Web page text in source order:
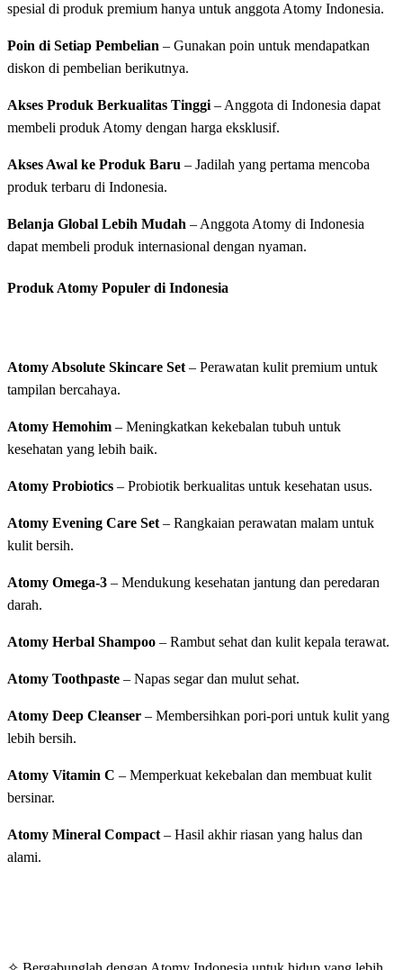
spesial di produk premium hanya untuk anggota Atomy Indonesia.
Poin di Setiap Pembelian – Gunakan poin untuk mendapatkan
diskon di pembelian berikutnya.
Akses Produk Berkualitas Tinggi – Anggota di Indonesia dapat
membeli produk Atomy dengan harga eksklusif.
Akses Awal ke Produk Baru – Jadilah yang pertama mencoba
produk terbaru di Indonesia.
Belanja Global Lebih Mudah – Anggota Atomy di Indonesia
dapat membeli produk internasional dengan nyaman.
Produk Atomy Populer di Indonesia
Atomy Absolute Skincare Set – Perawatan kulit premium untuk
tampilan bercahaya.
Atomy Hemohim – Meningkatkan kekebalan tubuh untuk
kesehatan yang lebih baik.
Atomy Probiotics – Probiotik berkualitas untuk kesehatan usus.
Atomy Evening Care Set – Rangkaian perawatan malam untuk
kulit bersih.
Atomy Omega-3 – Mendukung kesehatan jantung dan peredaran
darah.
Atomy Herbal Shampoo – Rambut sehat dan kulit kepala terawat.
Atomy Toothpaste – Napas segar dan mulut sehat.
Atomy Deep Cleanser – Membersihkan pori-pori untuk kulit yang
lebih bersih.
Atomy Vitamin C – Memperkuat kekebalan dan membuat kulit
bersinar.
Atomy Mineral Compact – Hasil akhir riasan yang halus dan
alami.